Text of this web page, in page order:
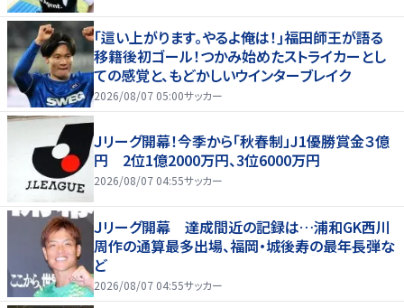
｢這い上がります。やるよ俺は！｣福田師王が語る
移籍後初ゴール！つかみ始めたストライカーとし
ての感覚と、もどかしいウインターブレイク
2026/08/07 05:00サッカー
Ｊリーグ開幕！今季から「秋春制」J1優勝賞金３億
円 2位1億2000万円、3位6000万円
2026/08/07 04:55サッカー
Ｊリーグ開幕 達成間近の記録は…浦和GK西川
周作の通算最多出場、福岡・城後寿の最年長弾な
ど
2026/08/07 04:55サッカー